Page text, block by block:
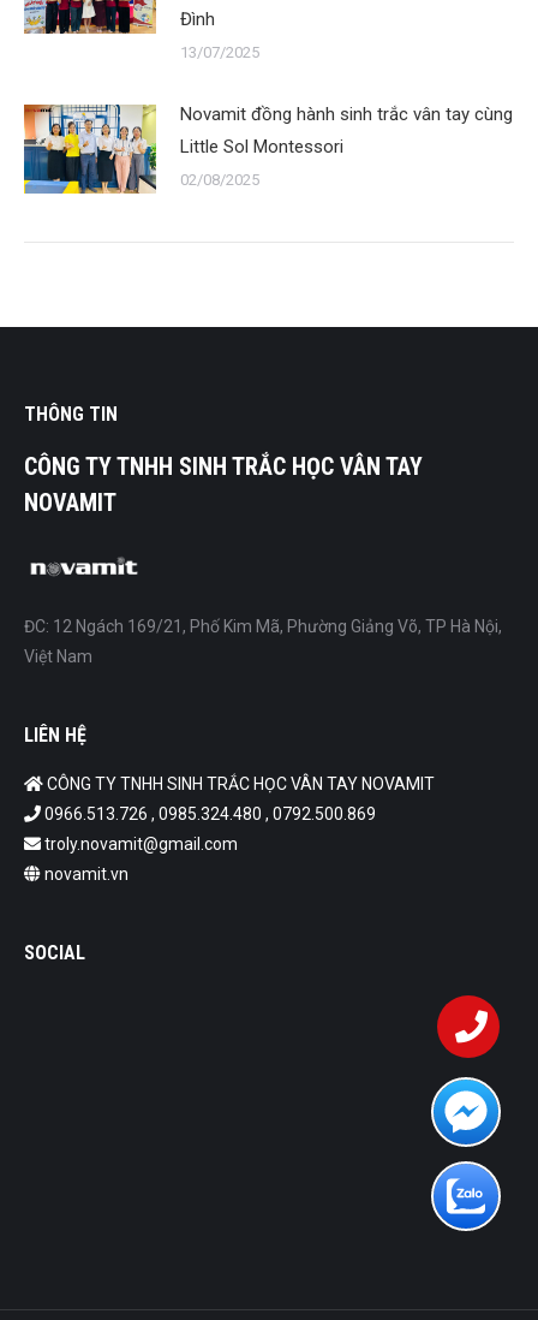
Đình
13/07/2025
Novamit đồng hành sinh trắc vân tay cùng
Little Sol Montessori
02/08/2025
THÔNG TIN
CÔNG TY TNHH SINH TRẮC HỌC VÂN TAY
NOVAMIT
ĐC: 12 Ngách 169/21, Phố Kim Mã, Phường Giảng Võ, TP Hà Nội,
Việt Nam
LIÊN HỆ
CÔNG TY TNHH SINH TRẮC HỌC VÂN TAY NOVAMIT
0966.513.726 , 0985.324.480 , 0792.500.869
troly.novamit@gmail.com
novamit.vn
SOCIAL